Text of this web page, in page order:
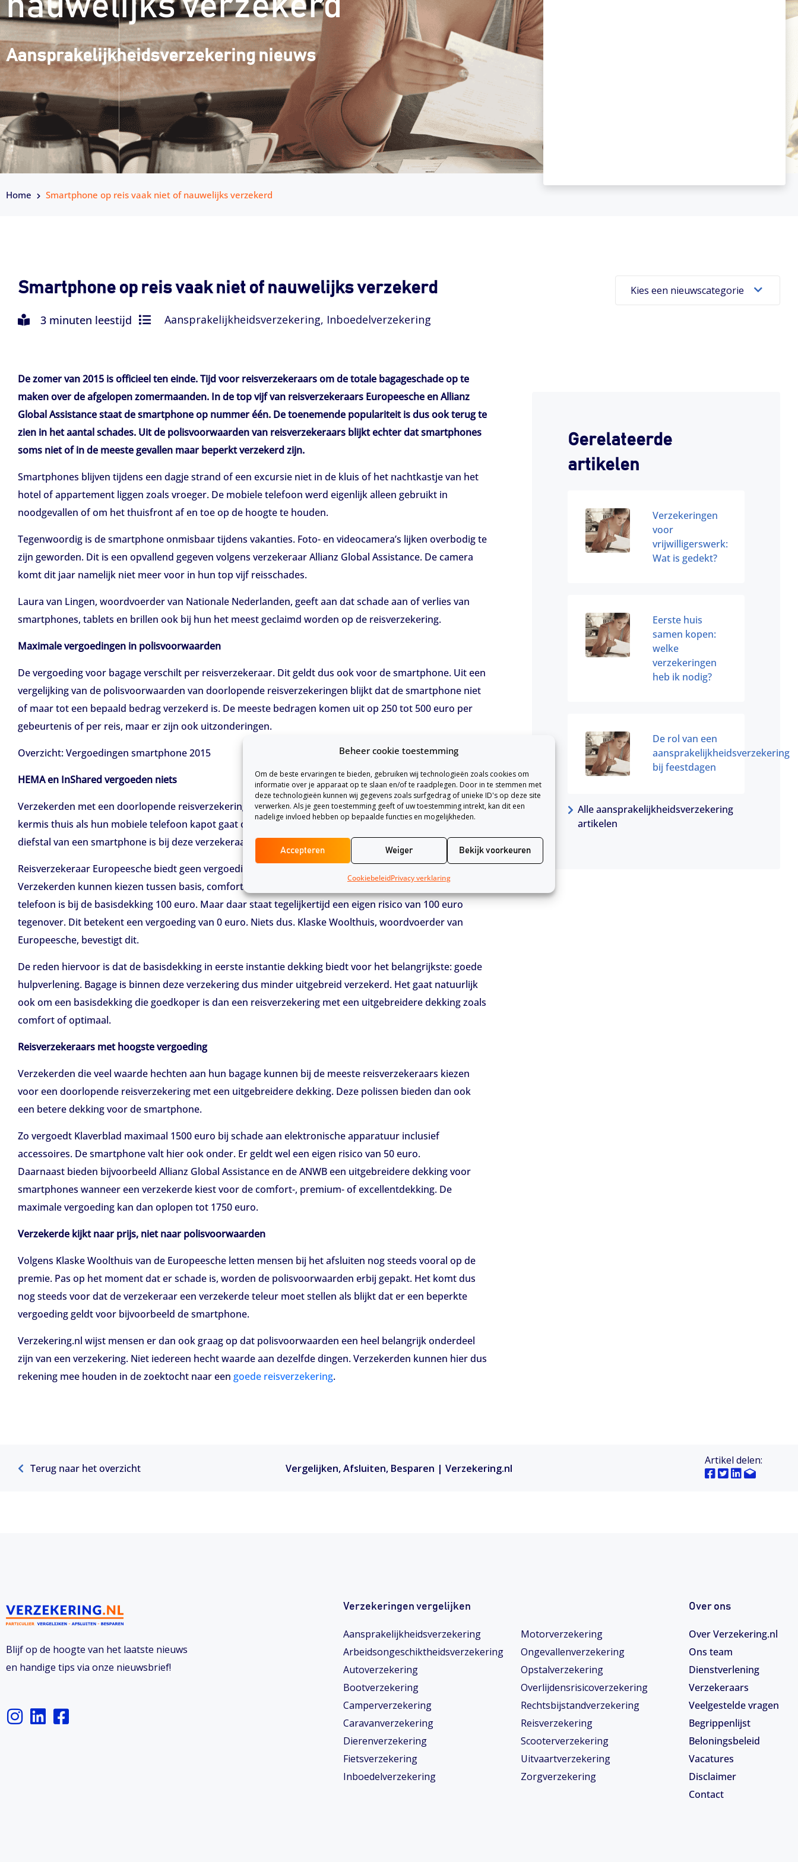
Beheer cookie toestemming
Om de beste ervaringen te bieden, gebruiken wij technologieën zoals cookies om
informatie over je apparaat op te slaan en/of te raadplegen. Door in te stemmen met
deze technologieën kunnen wij gegevens zoals surfgedrag of unieke ID's op deze site
verwerken. Als je geen toestemming geeft of uw toestemming intrekt, kan dit een
nadelige invloed hebben op bepaalde functies en mogelijkheden.
Accepteren Weiger Bekijk voorkeuren
CookiebeleidPrivacy verklaring
Aansprakelijkheidsverzekering nieuws
Home Smartphone op reis vaak niet of nauwelijks verzekerd
Smartphone op reis vaak niet of nauwelijks verzekerd
3 minuten leestijd Aansprakelijkheidsverzekering, Inboedelverzekering
De zomer van 2015 is officieel ten einde. Tijd voor reisverzekeraars om de totale bagageschade op te
maken over de afgelopen zomermaanden. In de top vijf van reisverzekeraars Europeesche en Allianz
Global Assistance staat de smartphone op nummer één. De toenemende populariteit is dus ook terug te
zien in het aantal schades. Uit de polisvoorwaarden van reisverzekeraars blijkt echter dat smartphones
soms niet of in de meeste gevallen maar beperkt verzekerd zijn.
Smartphones blijven tijdens een dagje strand of een excursie niet in de kluis of het nachtkastje van het
hotel of appartement liggen zoals vroeger. De mobiele telefoon werd eigenlijk alleen gebruikt in
noodgevallen of om het thuisfront af en toe op de hoogte te houden.
Tegenwoordig is de smartphone onmisbaar tijdens vakanties. Foto- en videocamera’s lijken overbodig te
zijn geworden. Dit is een opvallend gegeven volgens verzekeraar Allianz Global Assistance. De camera
komt dit jaar namelijk niet meer voor in hun top vijf reisschades.
Laura van Lingen, woordvoerder van Nationale Nederlanden, geeft aan dat schade aan of verlies van
smartphones, tablets en brillen ook bij hun het meest geclaimd worden op de reisverzekering.
Maximale vergoedingen in polisvoorwaarden
De vergoeding voor bagage verschilt per reisverzekeraar. Dit geldt dus ook voor de smartphone. Uit een
vergelijking van de polisvoorwaarden van doorlopende reisverzekeringen blijkt dat de smartphone niet
of maar tot een bepaald bedrag verzekerd is. De meeste bedragen komen uit op 250 tot 500 euro per
gebeurtenis of per reis, maar er zijn ook uitzonderingen.
Overzicht: Vergoedingen smartphone 2015
HEMA en InShared vergoeden niets
Verzekerden met een doorlopende reisverzekering van HEMA en InShared komen van een koude
kermis thuis als hun mobiele telefoon kapot gaat of gestolen wordt tijdens de vakantie. Schade aan of
diefstal van een smartphone is bij deze verzekeraars helemaal niet gedekt.
Reisverzekeraar Europeesche biedt geen vergoeding voor een smartphone bij de basisdekking.
Verzekerden kunnen kiezen tussen basis, comfort of optimaal. De maximale vergoeding voor een
telefoon is bij de basisdekking 100 euro. Maar daar staat tegelijkertijd een eigen risico van 100 euro
tegenover. Dit betekent een vergoeding van 0 euro. Niets dus. Klaske Woolthuis, woordvoerder van
Europeesche, bevestigt dit.
De reden hiervoor is dat de basisdekking in eerste instantie dekking biedt voor het belangrijkste: goede
hulpverlening. Bagage is binnen deze verzekering dus minder uitgebreid verzekerd. Het gaat natuurlijk
ook om een basisdekking die goedkoper is dan een reisverzekering met een uitgebreidere dekking zoals
comfort of optimaal.
Reisverzekeraars met hoogste vergoeding
Verzekerden die veel waarde hechten aan hun bagage kunnen bij de meeste reisverzekeraars kiezen
voor een doorlopende reisverzekering met een uitgebreidere dekking. Deze polissen bieden dan ook
een betere dekking voor de smartphone.
Zo vergoedt Klaverblad maximaal 1500 euro bij schade aan elektronische apparatuur inclusief
accessoires. De smartphone valt hier ook onder. Er geldt wel een eigen risico van 50 euro.
Daarnaast bieden bijvoorbeeld Allianz Global Assistance en de ANWB een uitgebreidere dekking voor
smartphones wanneer een verzekerde kiest voor de comfort-, premium- of excellentdekking. De
maximale vergoeding kan dan oplopen tot 1750 euro.
Verzekerde kijkt naar prijs, niet naar polisvoorwaarden
Volgens Klaske Woolthuis van de Europeesche letten mensen bij het afsluiten nog steeds vooral op de
premie. Pas op het moment dat er schade is, worden de polisvoorwaarden erbij gepakt. Het komt dus
nog steeds voor dat de verzekeraar een verzekerde teleur moet stellen als blijkt dat er een beperkte
vergoeding geldt voor bijvoorbeeld de smartphone.
Verzekering.nl wijst mensen er dan ook graag op dat polisvoorwaarden een heel belangrijk onderdeel
zijn van een verzekering. Niet iedereen hecht waarde aan dezelfde dingen. Verzekerden kunnen hier dus
rekening mee houden in de zoektocht naar een goede reisverzekering.
Kies een nieuwscategorie
Gerelateerde
artikelen
Verzekeringen
voor
vrijwilligerswerk:
Wat is gedekt?
Eerste huis
samen kopen:
welke
verzekeringen
heb ik nodig?
De rol van een
aansprakelijkheidsverzekering
bij feestdagen
Alle aansprakelijkheidsverzekering
artikelen
Terug naar het overzicht Vergelijken, Afsluiten, Besparen | Verzekering.nl
Artikel delen:
Blijf op de hoogte van het laatste nieuws
en handige tips via onze nieuwsbrief!
I
n
L
i
F
a
Verzekeringen vergelijken
Aansprakelijkheidsverzekering
Arbeidsongeschiktheids­­verzekering
Autoverzekering
Bootverzekering
Camperverzekering
Caravanverzekering
Dierenverzekering
Fietsverzekering
Inboedelverzekering
Motorverzekering
Ongevallenverzekering
Opstalverzekering
Overlijdensrisicoverzekering
Rechtsbijstandverzekering
Reisverzekering
Scooterverzekering
Uitvaartverzekering
Zorgverzekering
Over ons
Over Verzekering.nl
Ons team
Dienstverlening
Verzekeraars
Veelgestelde vragen
Begrippenlijst
Beloningsbeleid
Vacatures
Disclaimer
Contact